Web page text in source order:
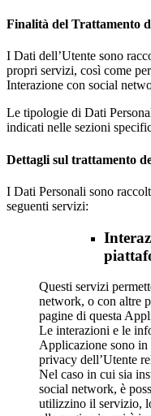
Finalità del Trattamento
I Dati dell’Utente sono
propri servizi, così come
Interazione con social
Le tipologie di Dati
indicati nelle sezioni
Dettagli sul trattamento
I Dati Personali sono
seguenti servizi:
Questi servizi
network, o con altre
pagine di questa
Le interazioni e le
Applicazione sono in
privacy dell’Utente
Nel caso in cui sia
social network, è
utilizzino il servizio,